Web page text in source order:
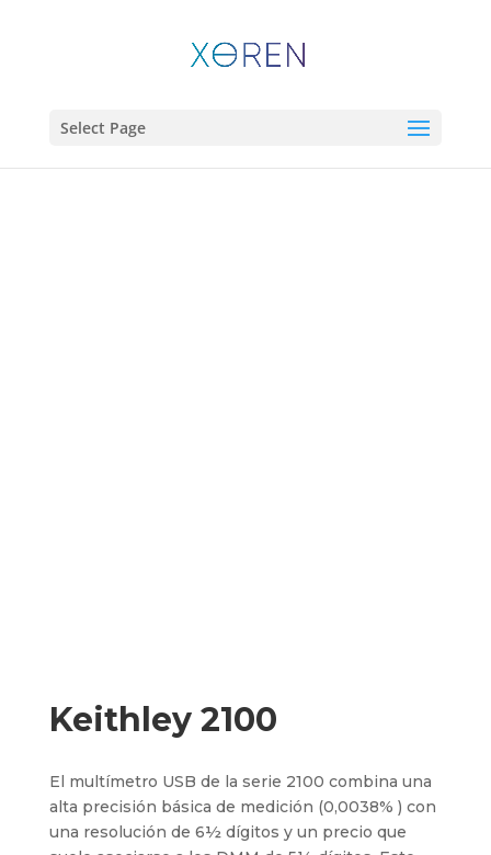
Select Page
Keithley 2100
El multímetro USB de la serie 2100 combina una
alta precisión básica de medición (0,0038% ) con
una resolución de 6½ dígitos y un precio que